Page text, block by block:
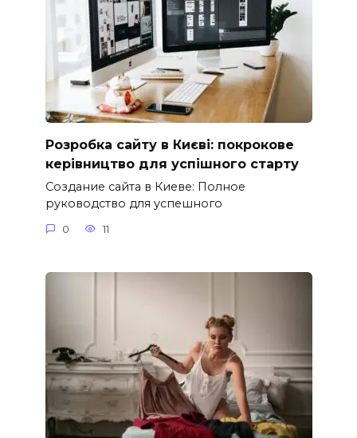
Розробка сайту в Києві: покрокове
керівництво для успішного старту
Создание сайта в Киеве: Полное
руководство для успешного
0 11